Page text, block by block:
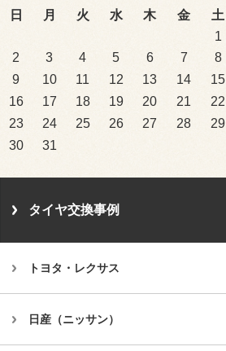
日 月 火 水 木 金
土
1
2
3 4 5 6 7
8
9
10 11 12 13 14
15
16
17 18 19 20 21
22
23
24 25 26 27 28
29
30
31
タイヤ交換事例
トヨタ・レクサス
日産（ニッサン）